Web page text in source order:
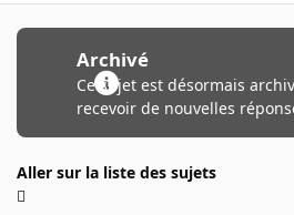
Archivé
Ce sujet est désormais
recevoir de nouvelles
Aller sur la liste des sujets